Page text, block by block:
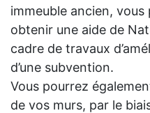
immeuble ancien,
obtenir une aide de
cadre de travaux
d’une subvention.
Vous pourrez
de vos murs, par le